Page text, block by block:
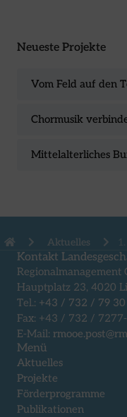
Neueste Projekte
Vom Feld auf den
Chormusik
Mittelalterliches
Aktuelles
Kontakt
Regionalmanagement
Hauptplatz 23, 4020
Tel.: +43 / 732 / 79 30
Fax: +43 / 732 /
E-Mail:
Menü
Aktuelles
Projekte
Förderprogramme
Publikationen